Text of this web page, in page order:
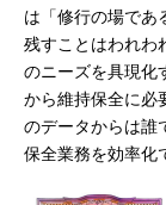
は「修行の場であ
残すことはわれわ
のニーズを具現化
から維持保全に必
のデータからは誰
保全業務を効率化